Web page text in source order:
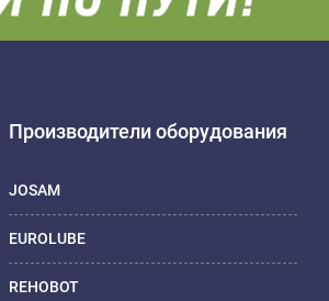
Производители оборудования
JOSAM
EUROLUBE
REHOBOT